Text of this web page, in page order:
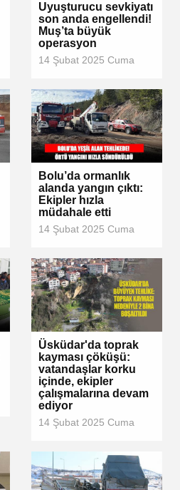
Uyuşturucu sevkiyatı
son anda engellendi!
Muş’ta büyük
operasyon
14 Şubat 2025 Cuma
Bolu’da ormanlık
alanda yangın çıktı:
Ekipler hızla
müdahale etti
14 Şubat 2025 Cuma
Üsküdar'da toprak
kayması çöküşü:
vatandaşlar korku
içinde, ekipler
çalışmalarına devam
ediyor
14 Şubat 2025 Cuma